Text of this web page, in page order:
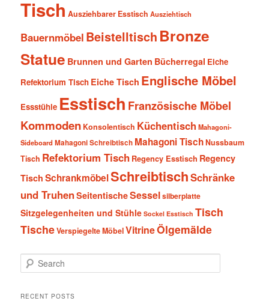
Tisch Ausziehbarer Esstisch Ausziehtisch
Bauernmöbel Beistelltisch Bronze
Statue Brunnen und Garten Bücherregal Eiche
Refektorium Tisch Eiche Tisch Englische Möbel
Essstühle Esstisch Französische Möbel
Kommoden Konsolentisch Küchentisch Mahagoni-
SideboardMahagoni Schreibtisch Mahagoni TischNussbaum
Tisch Refektorium Tisch Regency Esstisch Regency
Tisch SchrankmöbelSchreibtischSchränke
und TruhenSeitentischeSesselsilberplatte
Sitzgelegenheiten und Stühle Sockel Esstisch Tisch
TischeVerspiegelte MöbelVitrineÖlgemälde
e
rRECENT POSTS